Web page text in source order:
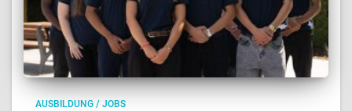
AUSBILDUNG / JOBS